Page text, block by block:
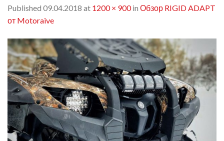
Published 09.04.2018 at 1200 × 900in Обзор RIGID ADAPT
от Motoraive